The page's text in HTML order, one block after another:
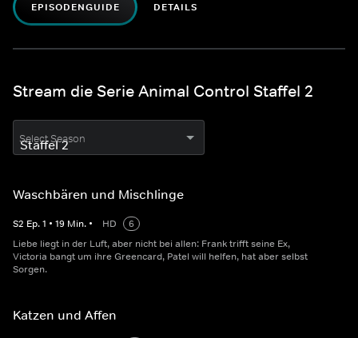
EPISODENGUIDE DETAILS
Stream die Serie Animal Control Staffel 2
Select Season
Waschbären und Mischlinge
S2 Ep.1 • 19 Min. • HD
6
Liebe liegt in der Luft, aber nicht bei allen: Frank trifft seine Ex,
Victoria bangt um ihre Greencard, Patel will helfen, hat aber selbst
Sorgen.
Katzen und Affen